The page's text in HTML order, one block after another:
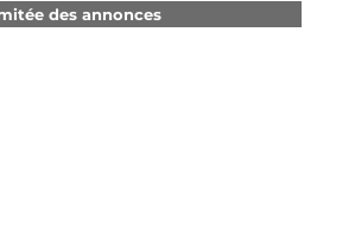
des annonces